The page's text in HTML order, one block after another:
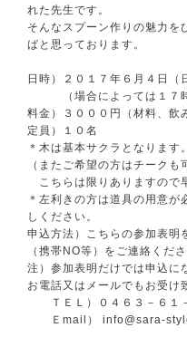
れた先生です。
そんなスプーン作りの魅力を
ばと思っております。
日時）２０１７年６月４日（
（場合によっては１７
料金）３０００円（材料、飲
定員）１０名
＊木は基本サクラとなります。
（またご希望の方はチークも
こちらは限りありますので
＊左利きの方は道具の用意が
しください。
申込方法）こちらの参加表明
（携帯NO等）をご連絡くださ
注）参加表明だけでは申込に
お電話又はメールでもお受け
ＴＥＬ）０４６３－６１
Ｅmail） info@sara-